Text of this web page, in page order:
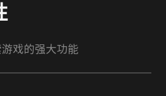
戏的强大功能